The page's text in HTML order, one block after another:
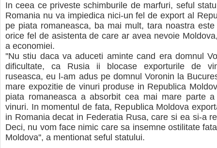
In ceea ce priveste schimburile de marfuri, seful
Romania nu va impiedica nici-un fel de export al
pe piata romaneasca, ba mai mult, tara noastra
orice fel de asistenta de care ar avea nevoie
a economiei.
''Nu stiu daca va aduceti aminte cand era domnul
dificultate, ca Rusia ii blocase exporturile de
ruseasca, eu l-am adus pe domnul Voronin la
mare expozitie de vinuri produse in Republica
piata romaneasca a absorbit cea mai mare parte
vinuri. In momentul de fata, Republica Moldova
in Romania decat in Federatia Rusa, care si ea si-a
Deci, nu vom face nimic care sa insemne ostilitate
Moldova'', a mentionat seful statului.